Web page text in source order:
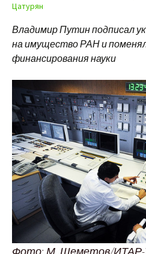
Цатурян
Владимир Путин подписал
на имущество РАН и
финансирования науки